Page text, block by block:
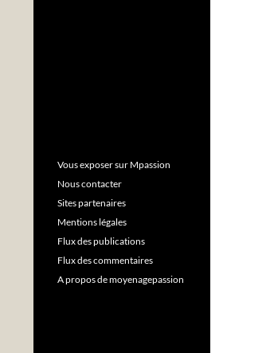
Vous exposer sur Mpassion
Nous contacter
Sites partenaires
Mentions légales
Flux des publications
Flux des commentaires
A propos de moyenagepassion